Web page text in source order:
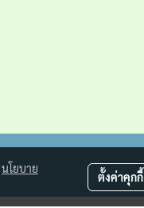
นโยบาย
ตั้งค่าคุกกี้